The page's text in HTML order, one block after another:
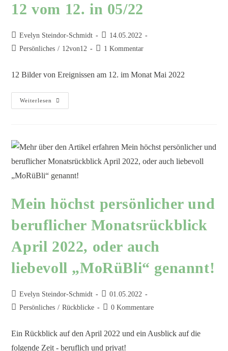
12 vom 12. in 05/22
Evelyn Steindor-Schmidt
14.05.2022
Persönliches / 12von12 1 Kommentar
12 Bilder von Ereignissen am 12. im Monat Mai 2022
Weiterlesen
Mein höchst persönlicher und
beruflicher Monatsrückblick
April 2022, oder auch
liebevoll „MoRüBli“ genannt!
Evelyn Steindor-Schmidt
01.05.2022
Persönliches / Rückblicke 0 Kommentare
Ein Rückblick auf den April 2022 und ein Ausblick auf die
folgende Zeit - beruflich und privat!